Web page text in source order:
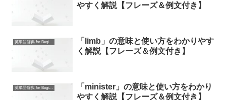
やすく解説【フレーズ＆例文付き】
英単語辞典 for Beginners
「limb」の意味と使い方をわかりやす
く解説【フレーズ＆例文付き】
英単語辞典 for Beginners
「minister」の意味と使い方をわかり
やすく解説【フレーズ＆例文付き】